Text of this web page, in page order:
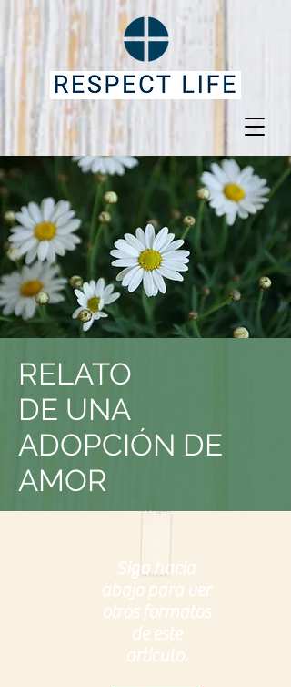
RELATO
DE UNA
ADOPCIÓN DE
AMOR
Siga hacia
abajo para ver
otros formatos
de este
artículo.